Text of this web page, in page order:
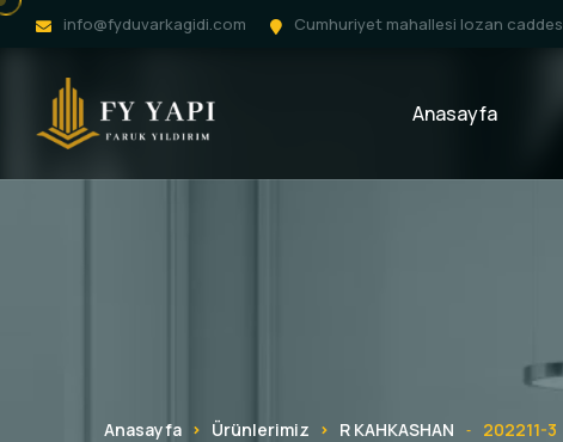
info@fyduvarkagidi.com Cumhuriyet mahallesi lozan
Anasayfa
Anasayfa Ürünlerimiz R KAHKASHAN - 202211-3